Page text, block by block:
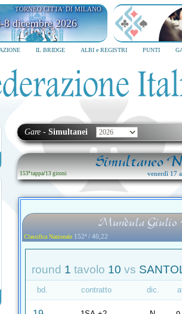
TORNEO CITTA' DI MILANO
8 dicembre 2026
IL BRIDGE ALBI e REGISTRI PUNTI
Gare - Simultanei
Simultaneo
153ª tappa/13 gironi venerdì 17
Mundula Giulio
Classifica Nazionale 152ª / 40,22
round 1 tavolo 10 vs
bd. contratto dic.